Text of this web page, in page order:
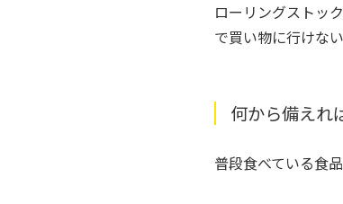
ローリングストッ
で買い物に行けな
何から備えれ
普段食べている食